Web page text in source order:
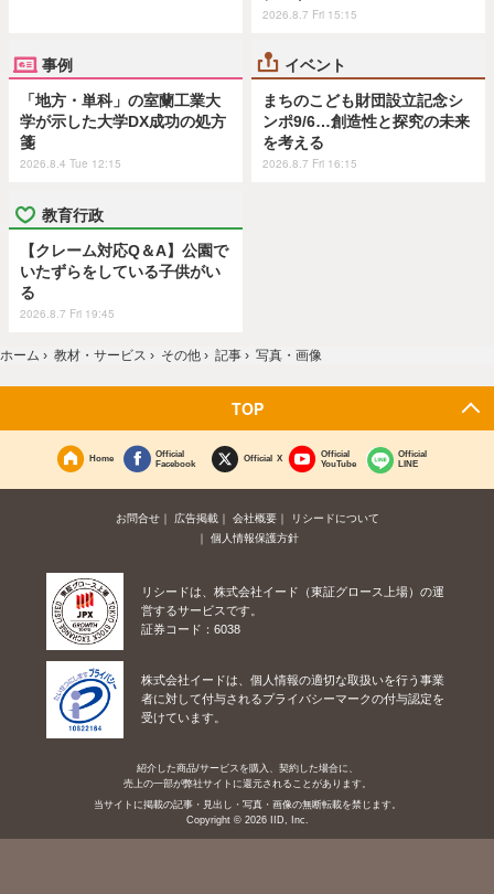
2026.8.7 Fri 15:15
事例
「地方・単科」の室蘭工業大
学が示した大学DX成功の処方
箋
2026.8.4 Tue 12:15
イベント
まちのこども財団設立記念シ
ンポ9/6…創造性と探究の未来
を考える
2026.8.7 Fri 16:15
教育行政
【クレーム対応Q＆A】公園で
いたずらをしている子供がい
る
2026.8.7 Fri 19:45
ホーム › 教材・サービス › その他 › 記事 › 写真・画像
TOP
Home
Official
Facebook
Official X
Official
YouTube
Official
LINE
お問合せ 広告掲載 会社概要
リシードについて
個人情報保護方針
リシードは、株式会社イード（東証グロース上場）の運
営するサービスです。
証券コード：6038
株式会社イードは、個人情報の適切な取扱いを行う事業
者に対して付与されるプライバシーマークの付与認定を
受けています。
紹介した商品/サービスを購入、契約した場合に、
売上の一部が弊社サイトに還元されることがあります。
当サイトに掲載の記事・見出し・写真・画像の無断転載を禁じます。
Copyright © 2026 IID, Inc.